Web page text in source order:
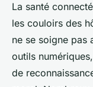
La santé
les couloirs des
ne se soigne pas
outils
de